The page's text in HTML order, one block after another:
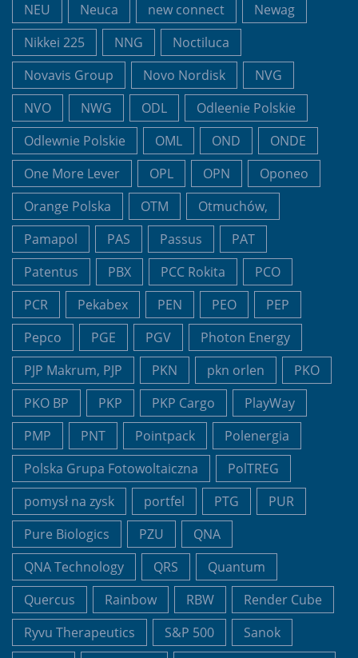
NEU
Neuca new connect
Newag
Nikkei 225
NNG
Noctiluca
Novavis Group
Novo Nordisk
NVG
NVO
NWG ODL
Odleenie Polskie
Odlewnie Polskie
OML OND
ONDE
One More Lever
OPL OPN
Oponeo
Orange Polska
OTM
Otmuchów,
Pamapol
PAS Passus
PAT
Patentus
PBX PCC Rokita
PCO
PCR
Pekabex PEN PEO
PEP
Pepco
PGE PGV
Photon Energy
PJP Makrum, PJP
PKN pkn orlen
PKO
PKO BP
PKP PKP Cargo
PlayWay
PMP
PNT Pointpack
Polenergia
Polska Grupa Fotowoltaiczna
PolTREG
pomysł na zysk
portfel PTG
PUR
Pure Biologics
PZU
QNA
QNA Technology
QRS
Quantum
Quercus
Rainbow RBW
Render Cube
Ryvu Therapeutics
S&P 500
Sanok